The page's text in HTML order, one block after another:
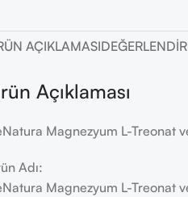
AÇIKLAMASI
Açıklaması
Magnezyum L-Treonat
Adı:
Magnezyum L-Treonat